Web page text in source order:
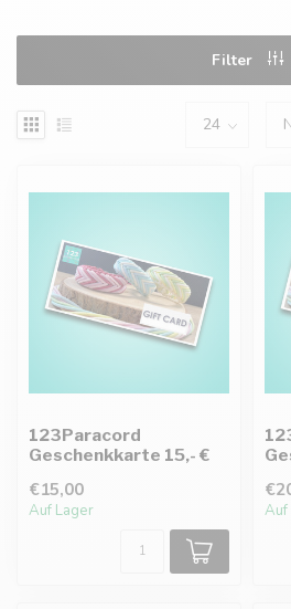
Filter
123Paracord
Geschenkkarte 15,- €
€15,00
Auf Lager Auf